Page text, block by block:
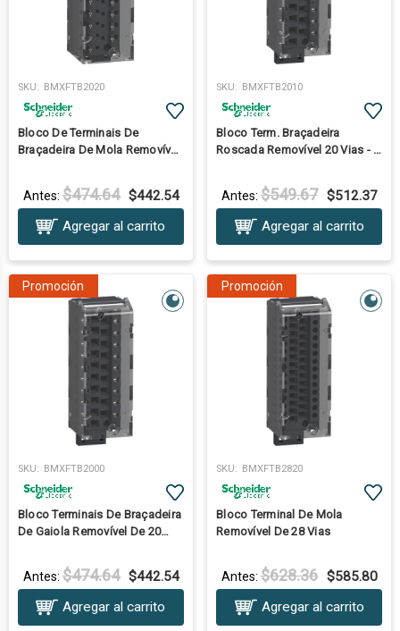
SKU: BMXFTB2020
Bloco De Terminais De
Braçadeira De Mola Removível
Antes:$474.64 $442.54
Agregar al carrito
SKU: BMXFTB2010
Bloco Term. Braçadeira
Roscada Removível 20 Vias - 1
Antes:$549.67 $512.37
Agregar al carrito
Promoción
SKU: BMXFTB2000
Bloco Terminais De Braçadeira
De Gaiola Removível De 20
Antes:$474.64 $442.54
Agregar al carrito
Promoción
SKU: BMXFTB2820
Bloco Terminal De Mola
Removível De 28 Vias
Antes:$628.36 $585.80
Agregar al carrito